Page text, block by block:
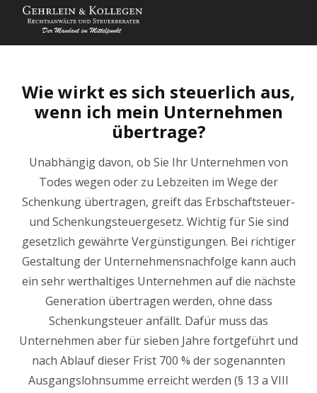
Wie wirkt es sich steuerlich aus,
wenn ich mein Unternehmen
übertrage?
Unabhängig davon, ob Sie Ihr Unternehmen von
Todes wegen oder zu Lebzeiten im Wege der
Schenkung übertragen, greift das Erbschaftsteuer-
und Schenkungsteuergesetz. Wichtig für Sie sind
gesetzlich gewährte Vergünstigungen. Bei richtiger
Gestaltung der Unternehmensnachfolge kann auch
ein sehr werthaltiges Unternehmen auf die nächste
Generation übertragen werden, ohne dass
Schenkungsteuer anfällt. Dafür muss das
Unternehmen aber für sieben Jahre fortgeführt und
nach Ablauf dieser Frist 700 % der sogenannten
Ausgangslohnsumme erreicht werden (§ 13 a VIII